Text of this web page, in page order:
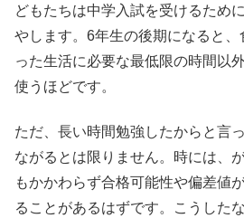
どもたちは中学入試を受けるため
やします。6年生の後期になると
った生活に必要な最低限の時間以
使うほどです。
ただ、長い時間勉強したからと言
ながるとは限りません。時には、
もかかわらず合格可能性や偏差値
ることがあるはずです。こうした